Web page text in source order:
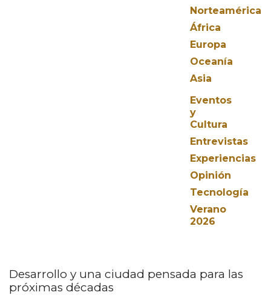
Norteamérica
África
Europa
Oceanía
Asia
Eventos
y
Cultura
Entrevistas
Experiencias
Opinión
Tecnología
Verano
2026
Desarrollo y una ciudad pensada para las
próximas décadas